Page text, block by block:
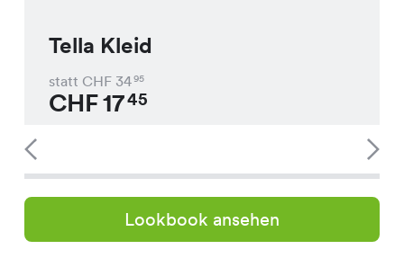
Tella Kleid
statt CHF 3495
CHF1745
Lookbook ansehen